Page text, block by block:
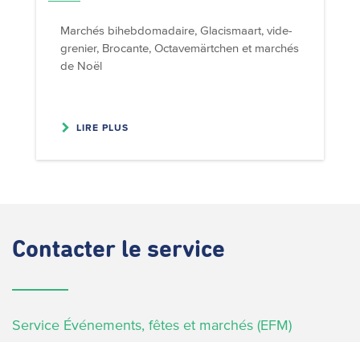
Marchés bihebdomadaire, Glacismaart, vide-
grenier, Brocante, Octavemärtchen et marchés
de Noël
LIRE PLUS
Contacter le service
Service Événements, fêtes et marchés (EFM)